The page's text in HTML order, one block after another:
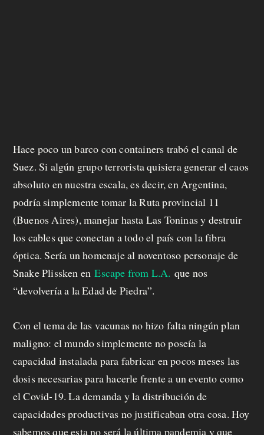
Hace poco un barco con containers trabó el canal de
Suez. Si algún grupo terrorista quisiera generar el caos
absoluto en nuestra escala, es decir, en Argentina,
podría simplemente tomar la Ruta provincial 11
(Buenos Aires), manejar hasta Las Toninas y destruir
los cables que conectan a todo el país con la fibra
óptica. Sería un homenaje al noventoso personaje de
Snake Plissken enEscape from L.A. que nos
“devolvería a la Edad de Piedra”.
Con el tema de las vacunas no hizo falta ningún plan
maligno: el mundo simplemente no poseía la
capacidad instalada para fabricar en pocos meses las
dosis necesarias para hacerle frente a un evento como
el Covid-19. La demanda y la distribución de
capacidades productivas no justificaban otra cosa. Hoy
sabemos que esta no será la última pandemia y que